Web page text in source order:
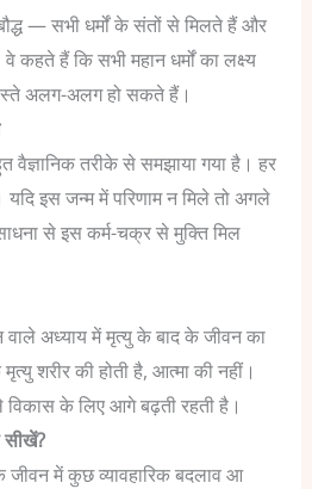
— सभी धर्मों के संतों से मिलते हैं और
कहते हैं कि सभी महान धर्मों का लक्ष्य
अलग-अलग हो सकते हैं।
वैज्ञानिक तरीके से समझाया गया है। हर
यदि इस जन्म में परिणाम न मिले तो अगले
से इस कर्म-चक्र से मुक्ति मिल
अध्याय में मृत्यु के बाद के जीवन का
शरीर की होती है, आत्मा की नहीं।
के लिए आगे बढ़ती रहती है।
सीखें?
में कुछ व्यावहारिक बदलाव आ